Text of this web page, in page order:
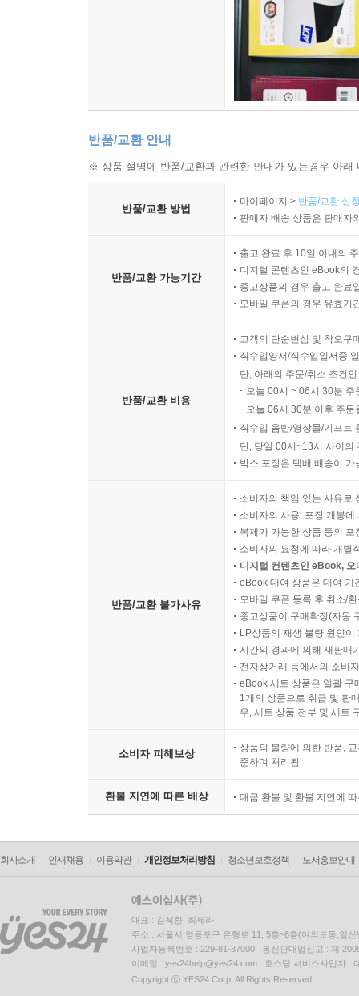
반품/교환 안내
※ 상품 설명에 반품/교환과 관련한 안내가 있는경우 아
반품/교환 방법
마이페이지 > 반품/교환 신
판매자 배송 상품은 판매자
반품/교환 가능기간
출고 완료 후 10일 이내의
디지털 콘텐츠인 eBook의
중고상품의 경우 출고 완료
모바일 쿠폰의 경우 유효기
반품/교환 비용
고객의 단순변심 및 착오구
직수입양서/직수입일서중
단, 아래의 주문/취소 조건
오늘 00시 ~ 06시 30분
오늘 06시 30분 이후 주
직수입 음반/영상물/기프트
단, 당일 00시~13시 사이의
박스 포장은 택배 배송이
반품/교환 불가사유
소비자의 책임 있는 사유로
소비자의 사용, 포장 개봉
복제가 가능한 상품 등의
소비자의 요청에 따라 개별
디지털 컨텐츠인 eBook,
eBook 대여 상품은 대여 기
모바일 쿠폰 등록 후 취소/
중고상품이 구매확정(자동
LP상품의 재생 불량 원인
시간의 경과에 의해 재판매
전자상거래 등에서의 소비
eBook 세트 상품은 일괄 구
1개의 상품으로 취급 및 판
우, 세트 상품 전부 및 세트
소비자 피해보상
상품의 불량에 의한 반품,
준하여 처리됨
환불 지연에 따른 배상 대금 환불 및 환불 지연에
회사소개 인재채용 이용약관 개인정보처리방침 청소년보호정책 도서홍보안내
대표 : 김석환, 최세라
주소 : 서울시 영등포구 은행로 11, 5층~6층(여의도동,일신
사업자등록번호 : 229-81-37000 통신판매업신고 : 제
이메일 : yes24help@yes24.com 호스팅 서비스사업자 :
Copyright ⓒ YES24 Corp. All Rights Reserved.